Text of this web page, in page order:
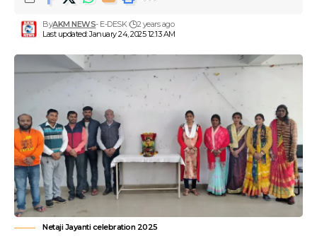
Last updated: January 24, 2025 12:13 AM
ByAKM NEWS- E-DESK 2 years ago
Netaji Jayanti celebration 2025